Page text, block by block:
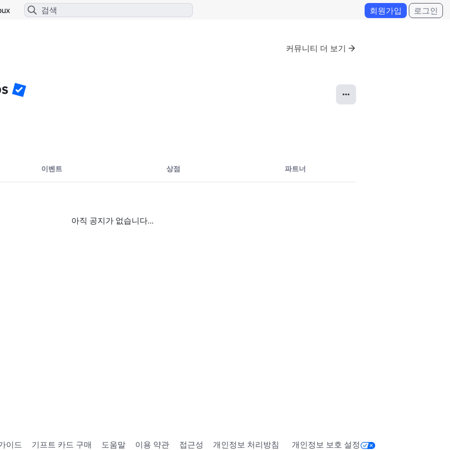
회원가입 로그인
커뮤니티 더 보기
이벤트 상점 파트너
아직 공지가 없습니다...
이드 기프트 카드 구매 도움말 이용 약관 접근성 개인정보 처리방침 개인정보 보호 설정